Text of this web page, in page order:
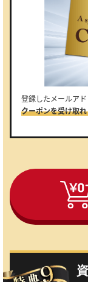
登録したメールアド
クーポンを受け取